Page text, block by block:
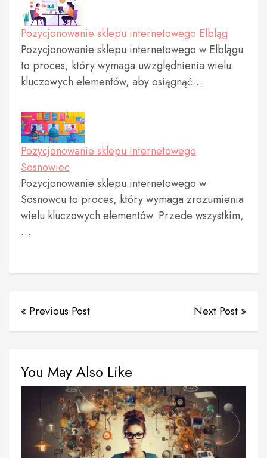
Pozycjonowanie sklepu internetowego Elbląg
Pozycjonowanie sklepu internetowego w Elblągu
to proces, który wymaga uwzględnienia wielu
kluczowych elementów, aby osiągnąć…
Pozycjonowanie sklepu internetowego
Sosnowiec
Pozycjonowanie sklepu internetowego w
Sosnowcu to proces, który wymaga zrozumienia
wielu kluczowych elementów. Przede wszystkim,
…
« Previous Post Next Post »
You May Also Like